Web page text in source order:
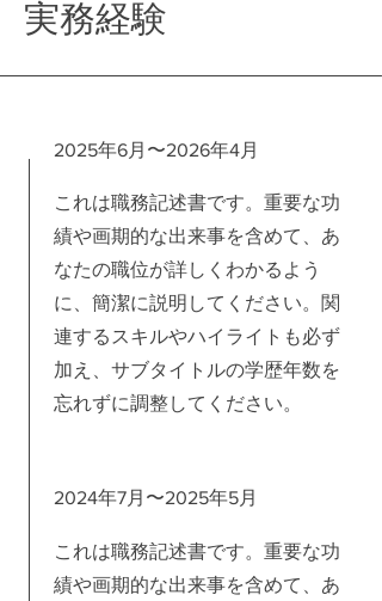
実務経験
2025年6月〜2026年4月
これは職務記述書です。重要な功
績や画期的な出来事を含めて、あ
なたの職位が詳しくわかるよう
に、簡潔に説明してください。関
連するスキルやハイライトも必ず
加え、サブタイトルの学歴年数を
忘れずに調整してください。
2024年7月〜2025年5月
これは職務記述書です。重要な功
績や画期的な出来事を含めて、あ